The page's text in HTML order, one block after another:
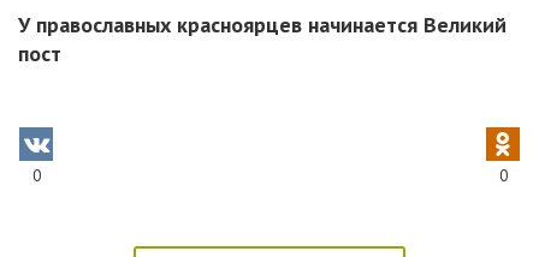
У православных красноярцев начинается Великий
пост
0 0